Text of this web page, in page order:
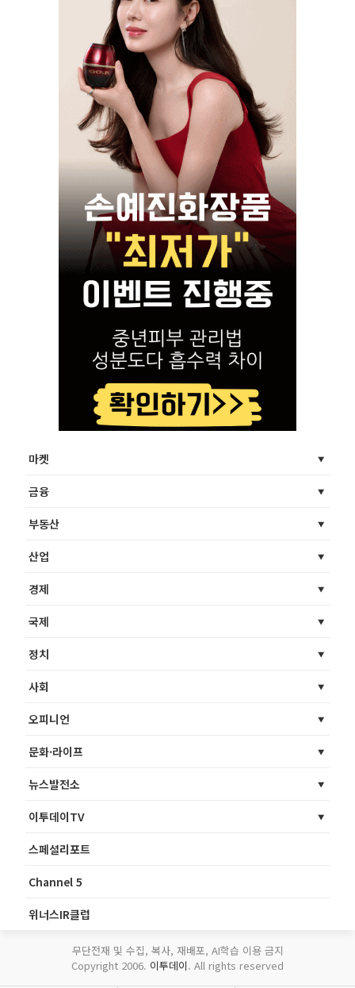
마켓
금융
부동산
산업
경제
국제
정치
사회
오피니언
문화·라이프
뉴스발전소
이투데이TV
스페셜리포트
Channel 5
위너스IR클럽
무단전재 및 수집, 복사, 재배포, AI학습 이용 금지
Copyright 2006. 이투데이. All rights reserved